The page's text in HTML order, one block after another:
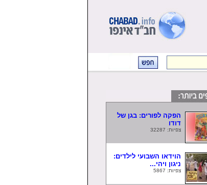
הפקה לפורים: בגן של
דודו
צפיות: 32287
הוידאו השבועי לילדים:
ניגון ויהי...
צפיות: 5867